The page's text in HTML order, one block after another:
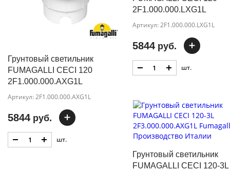
Грунтовый светильник
FUMAGALLI CECI 120
2F1.000.000.AXG1L
Артикул: 2F1.000.000.AXG1L
5844 руб.
шт.
2F1.000.000.LXG1L
Артикул: 2F1.000.000.LXG1L
5844руб.
шт.
Грунтовый светильник
FUMAGALLI CECI 120-3L